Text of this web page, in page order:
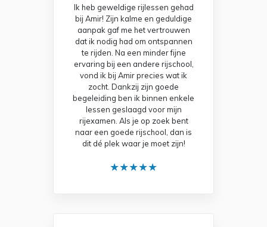
Ik heb geweldige rijlessen gehad
bij Amir! Zijn kalme en geduldige
aanpak gaf me het vertrouwen
dat ik nodig had om ontspannen
te rijden. Na een minder fijne
ervaring bij een andere rijschool,
vond ik bij Amir precies wat ik
zocht. Dankzij zijn goede
begeleiding ben ik binnen enkele
lessen geslaagd voor mijn
rijexamen. Als je op zoek bent
naar een goede rijschool, dan is
dit dé plek waar je moet zijn!
★★★★★